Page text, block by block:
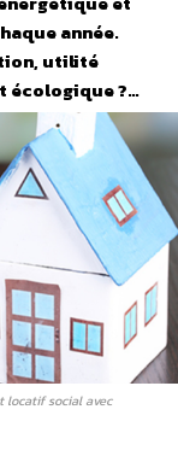
année.
utilité
écologique ?…
locatif social avec